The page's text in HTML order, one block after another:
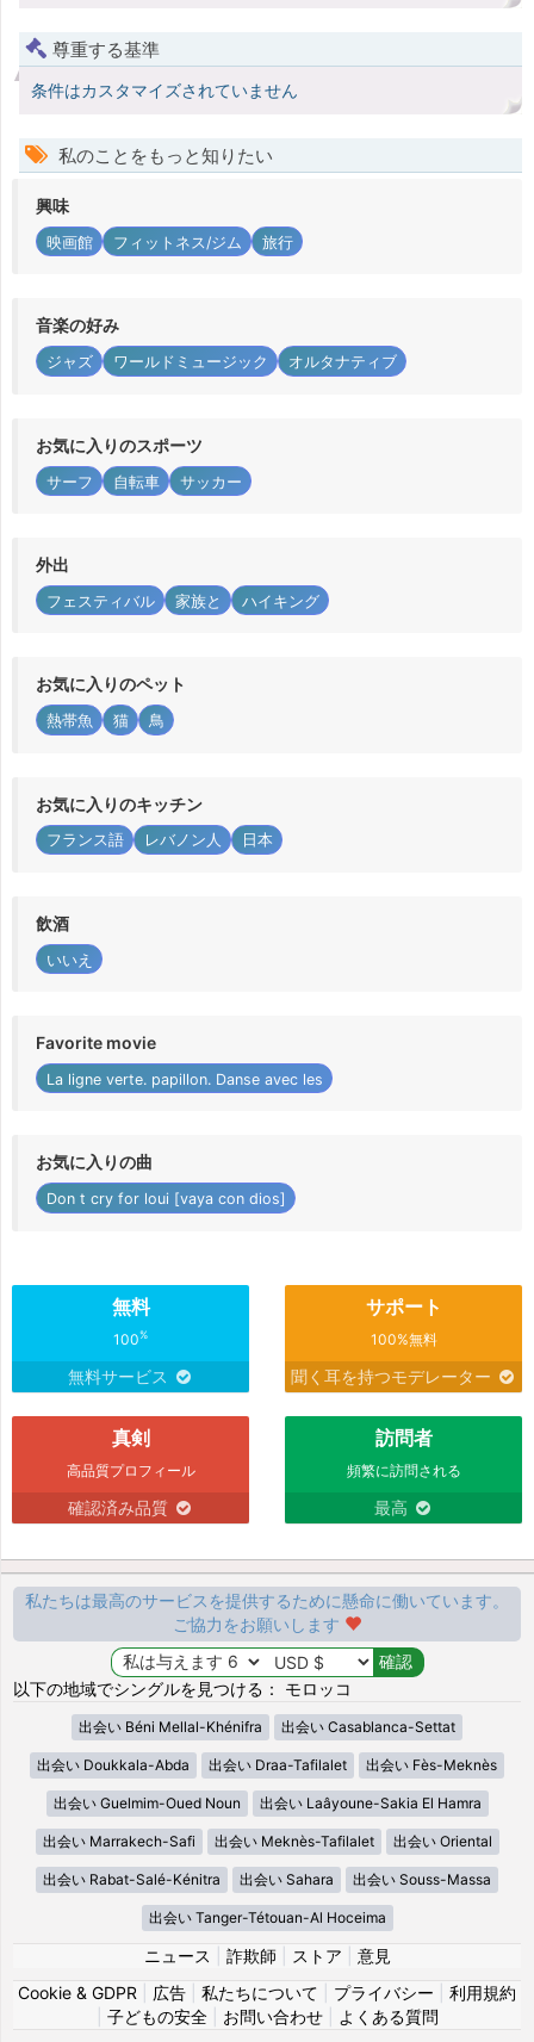
尊重する基準
条件はカスタマイズされていません
私のことをもっと知りたい
興味
映画館 フィットネス/ジム 旅行
音楽の好み
ジャズ ワールドミュージック オルタナティブ
お気に入りのスポーツ
サーフ 自転車 サッカー
外出
フェスティバル 家族と ハイキング
お気に入りのペット
熱帯魚 猫 鳥
お気に入りのキッチン
フランス語 レバノン人 日本
飲酒
いいえ
Favorite movie
La ligne verte. papillon. Danse avec les
お気に入りの曲
Don t cry for loui [vaya con dios]
無料
100%
無料サービス
サポート
100%無料
聞く耳を持つモデレーター
真剣
高品質プロフィール
確認済み品質
訪問者
頻繁に訪問される
最高
私たちは最高のサービスを提供するために懸命に働いています。
ご協力をお願いします
以下の地域でシングルを見つける： モロッコ
出会い Béni Mellal-Khénifra 出会い Casablanca-Settat
出会い Doukkala-Abda 出会い Draa-Tafilalet 出会い Fès-Meknès
出会い Guelmim-Oued Noun 出会い Laâyoune-Sakia El Hamra
出会い Marrakech-Safi 出会い Meknès-Tafilalet 出会い Oriental
出会い Rabat-Salé-Kénitra 出会い Sahara 出会い Souss-Massa
出会い Tanger-Tétouan-Al Hoceima
ニュース 詐欺師 ストア
意見
Cookie & GDPR
広告 私たちについて プライバシー
利用規約
子どもの安全| お問い合わせ| よくある質問